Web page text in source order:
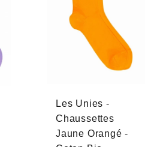
Les Unies -
Chaussettes
Jaune Orangé -